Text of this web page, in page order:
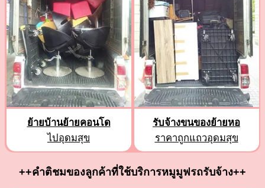
ย้ายบ้านย้ายคอนโด
ไปอุดมสุข
รับจ้างขนของย้ายหอ
ราคาถูกแถวอุดมสุข
++คำติชมของลูกค้าที่ใช้บริการหมูมูฟรถรับจ้าง++